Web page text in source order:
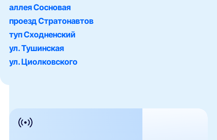
аллея Сосновая
проезд Стратонавтов
туп Сходненский
ул. Тушинская
ул. Циолковского